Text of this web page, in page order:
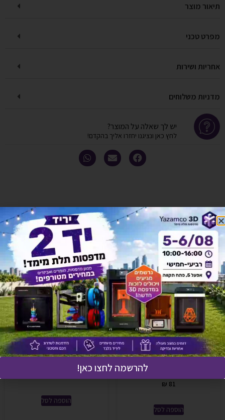
תיאור מוצר
מפרט טכני
אחריות ושירות
מדניות משלוחים
יש לך שאלה על המוצר?
לחץ כאן ונציגנו יחזרו אליך בהקדם!
אולי יעניין אותך גם
₪ 81
הוספה לסל
הוספה לסל
להרשמה לחצו כאן!